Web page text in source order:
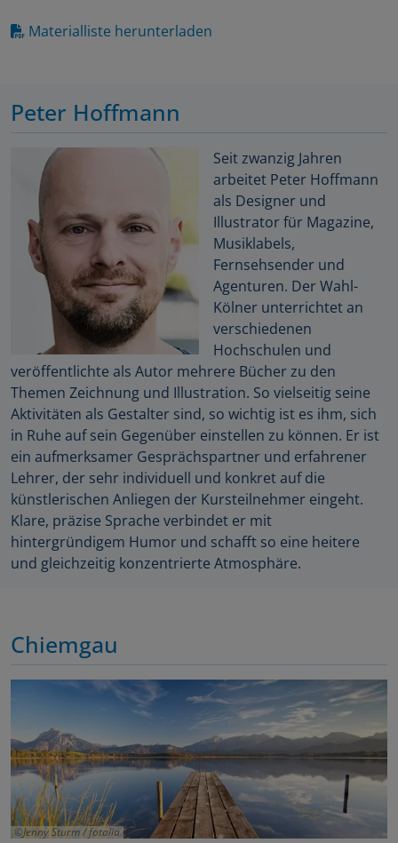
Materialliste herunterladen
Peter Hoffmann
Seit zwanzig Jahren
arbeitet Peter Hoffmann
als Designer und
Illustrator für Magazine,
Musiklabels,
Fernsehsender und
Agenturen. Der Wahl-
Kölner unterrichtet an
verschiedenen
Hochschulen und
veröffentlichte als Autor mehrere Bücher zu den
Themen Zeichnung und Illustration. So vielseitig seine
Aktivitäten als Gestalter sind, so wichtig ist es ihm, sich
in Ruhe auf sein Gegenüber einstellen zu können. Er ist
ein aufmerksamer Gesprächspartner und erfahrener
Lehrer, der sehr individuell und konkret auf die
künstlerischen Anliegen der Kursteilnehmer eingeht.
Klare, präzise Sprache verbindet er mit
hintergründigem Humor und schafft so eine heitere
und gleichzeitig konzentrierte Atmosphäre.
Chiemgau
Jenny Sturm / fotalia